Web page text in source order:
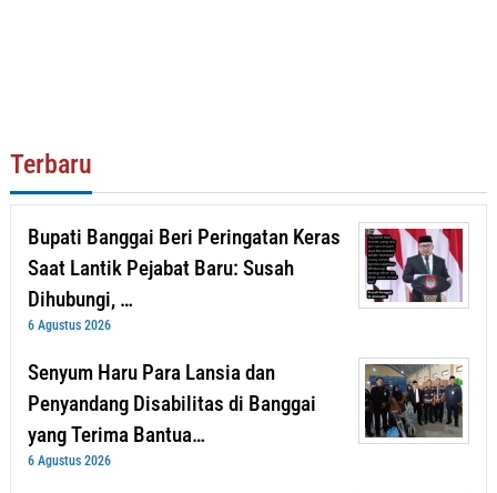
Terbaru
Bupati Banggai Beri Peringatan Keras
Saat Lantik Pejabat Baru: Susah
Dihubungi, …
6 Agustus 2026
Senyum Haru Para Lansia dan
Penyandang Disabilitas di Banggai
yang Terima Bantua…
6 Agustus 2026